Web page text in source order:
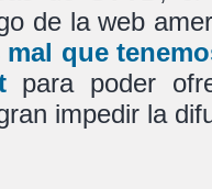
de la web
mal que
para poder
impedir la